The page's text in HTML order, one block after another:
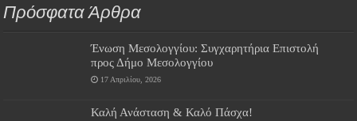
Πρόσφατα Άρθρα
Ένωση Μεσολογγίου: Συγχαρητήρια Επιστολή
προς Δήμο Μεσολογγίου
17 Απριλίου, 2026
Καλή Ανάσταση & Καλό Πάσχα!